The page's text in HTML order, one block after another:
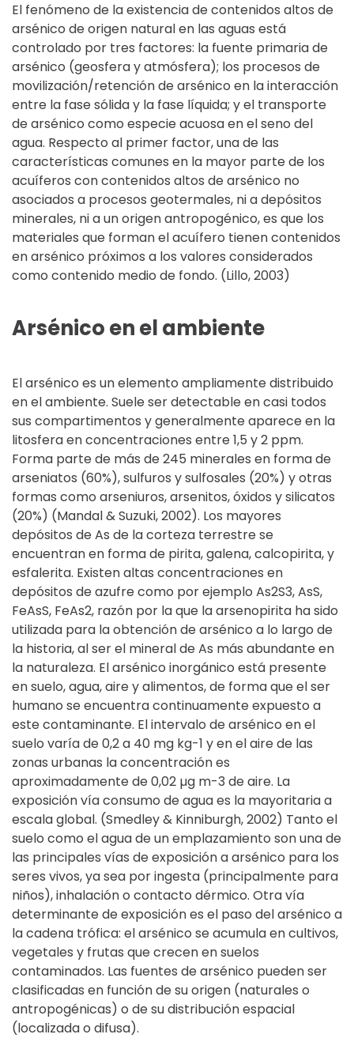
El fenómeno de la existencia de contenidos altos de
arsénico de origen natural en las aguas está
controlado por tres factores: la fuente primaria de
arsénico (geosfera y atmósfera); los procesos de
movilización/retención de arsénico en la interacción
entre la fase sólida y la fase líquida; y el transporte
de arsénico como especie acuosa en el seno del
agua. Respecto al primer factor, una de las
características comunes en la mayor parte de los
acuíferos con contenidos altos de arsénico no
asociados a procesos geotermales, ni a depósitos
minerales, ni a un origen antropogénico, es que los
materiales que forman el acuífero tienen contenidos
en arsénico próximos a los valores considerados
como contenido medio de fondo. (Lillo, 2003)
Arsénico en el ambiente
El arsénico es un elemento ampliamente distribuido
en el ambiente. Suele ser detectable en casi todos
sus compartimentos y generalmente aparece en la
litosfera en concentraciones entre 1,5 y 2 ppm.
Forma parte de más de 245 minerales en forma de
arseniatos (60%), sulfuros y sulfosales (20%) y otras
formas como arseniuros, arsenitos, óxidos y silicatos
(20%) (Mandal & Suzuki, 2002). Los mayores
depósitos de As de la corteza terrestre se
encuentran en forma de pirita, galena, calcopirita, y
esfalerita. Existen altas concentraciones en
depósitos de azufre como por ejemplo As2S3, AsS,
FeAsS, FeAs2, razón por la que la arsenopirita ha sido
utilizada para la obtención de arsénico a lo largo de
la historia, al ser el mineral de As más abundante en
la naturaleza. El arsénico inorgánico está presente
en suelo, agua, aire y alimentos, de forma que el ser
humano se encuentra continuamente expuesto a
este contaminante. El intervalo de arsénico en el
suelo varía de 0,2 a 40 mg kg-1 y en el aire de las
zonas urbanas la concentración es
aproximadamente de 0,02 µg m-3 de aire. La
exposición vía consumo de agua es la mayoritaria a
escala global. (Smedley & Kinniburgh, 2002) Tanto el
suelo como el agua de un emplazamiento son una de
las principales vías de exposición a arsénico para los
seres vivos, ya sea por ingesta (principalmente para
niños), inhalación o contacto dérmico. Otra vía
determinante de exposición es el paso del arsénico a
la cadena trófica: el arsénico se acumula en cultivos,
vegetales y frutas que crecen en suelos
contaminados. Las fuentes de arsénico pueden ser
clasificadas en función de su origen (naturales o
antropogénicas) o de su distribución espacial
(localizada o difusa).